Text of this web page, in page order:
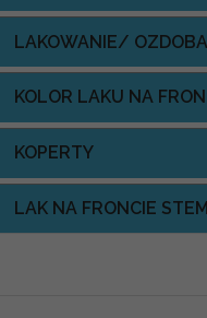
LAKOWANIE/
KOLOR LAKU NA
KOPERTY
LAK NA FRONCIE